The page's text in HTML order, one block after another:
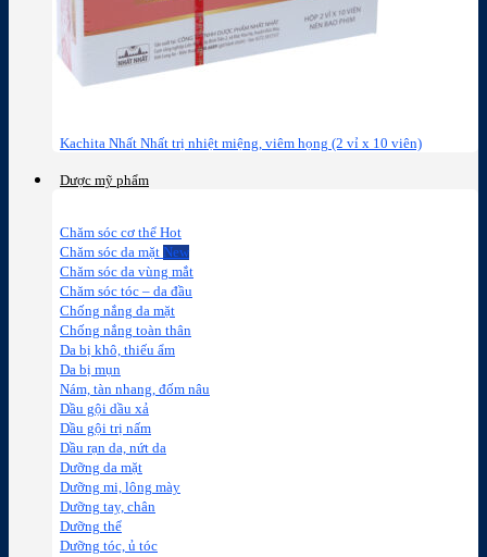
Kachita Nhất Nhất trị nhiệt miệng, viêm họng (2 vỉ x 10 viên)
Dược mỹ phẩm
Chăm sóc cơ thể
Chăm sóc da mặt
Chăm sóc da vùng mắt
Chăm sóc tóc – da đầu
Chống nắng da mặt
Chống nắng toàn thân
Da bị khô, thiếu ẩm
Da bị mụn
Nám, tàn nhang, đốm nâu
Dầu gội dầu xả
Dầu gội trị nấm
Dầu rạn da, nứt da
Dưỡng da mặt
Dưỡng mi, lông mày
Dưỡng tay, chân
Dưỡng thể
Dưỡng tóc, ủ tóc